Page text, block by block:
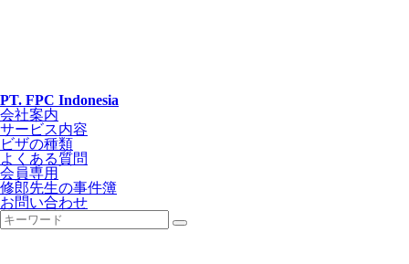
PT. FPC Indonesia
会社案内
サービス内容
ビザの種類
よくある質問
会員専用
修郎先生の事件簿
お問い合わせ